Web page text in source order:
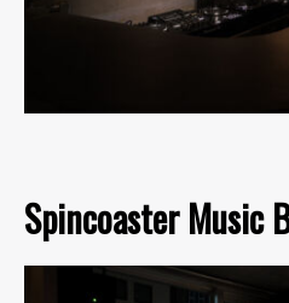
Spincoaster Music